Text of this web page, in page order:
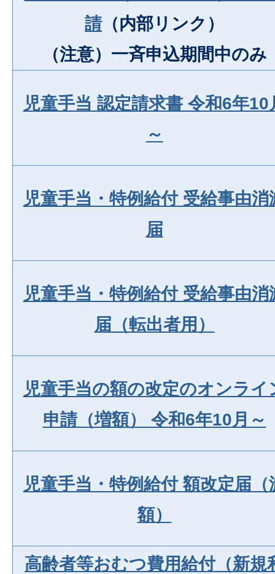
請（内部リンク）
（注意）一斉申込期間中のみ
児童手当 認定請求書 令和6年10
～
児童手当・特例給付 受給事由消
届
児童手当・特例給付 受給事由消
届（転出者用）
児童手当の額の改定のオンライ
申請（増額） 令和6年10月～
児童手当・特例給付 額改定届（
額）
高齢者等おむつ費用給付（新規